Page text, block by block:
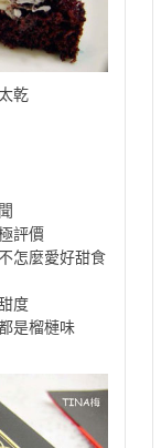
乾
評價
怎麼愛好甜食
度
是榴槤味